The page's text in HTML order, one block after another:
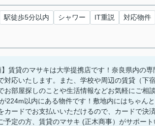
駅徒歩5分以内 シャワー IT重説 対応物件
】賃貸のマサキは大学提携店です！奈良県内の
対応いたします。また、学校や周辺の賃貸（下
部屋探しのことや生活情報などお気軽にご相談
224m以内にある物件です！敷地内にはちゃん
カードでお支払いいただけるので、カードで決
予定の方、賃貸のマサキ (正木商事）がサポー